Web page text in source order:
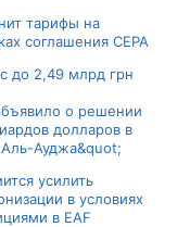
тарифы на
соглашения CEPA
до 2,49 млрд грн
о решении
долларов в
Ауджа&quot;
усилить
в условиях
в EAF